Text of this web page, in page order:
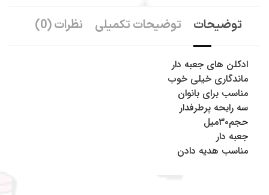
توضیحات توضیحات تکمیلی نظرات (0)
ادکلن های جعبه دار
ماندگاری خیلی خوب
مناسب برای بانوان
سه رایحه پرطرفدار
حجم۳۰میل
جعبه دار
مناسب هدیه دادن